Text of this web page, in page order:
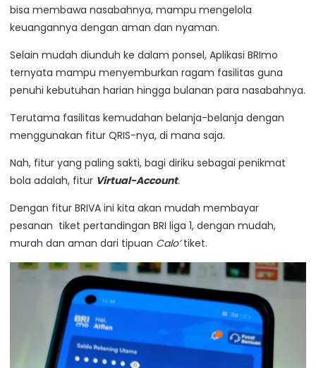
bisa membawa nasabahnya, mampu mengelola
keuangannya dengan aman dan nyaman.
Selain mudah diunduh ke dalam ponsel, Aplikasi BRImo
ternyata mampu menyemburkan ragam fasilitas guna
penuhi kebutuhan harian hingga bulanan para nasabahnya.
Terutama fasilitas kemudahan belanja-belanja dengan
menggunakan fitur QRIS-nya, di mana saja.
Nah, fitur yang paling sakti, bagi diriku sebagai penikmat
bola adalah, fitur Virtual-Account.
Dengan fitur BRIVA ini kita akan mudah membayar
pesanan tiket pertandingan BRI liga 1, dengan mudah,
murah dan aman dari tipuan Calo’tiket.